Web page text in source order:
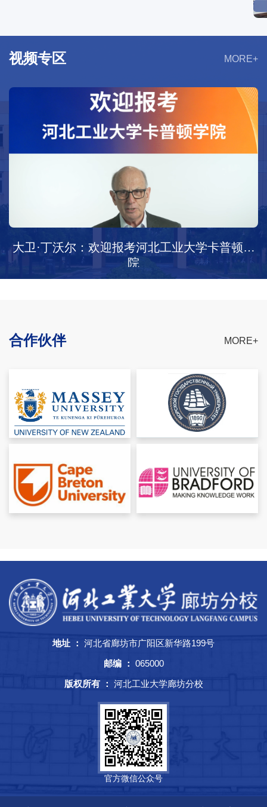
MORE+
视频专区
约翰·纳多：欢迎报考河北工业大学卡普顿学院
MORE+
合作伙伴
地址 ： 河北省廊坊市广阳区新华路199号
邮编 ： 065000
版权所有 ： 河北工业大学廊坊分校
官方微信公众号